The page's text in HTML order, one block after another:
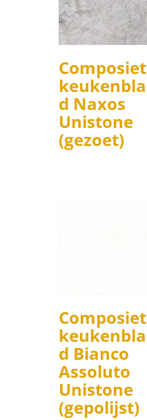
Composiet
keukenbla
d Naxos
Unistone
(gezoet)
Composiet
keukenbla
d Bianco
Assoluto
Unistone
(gepolijst)